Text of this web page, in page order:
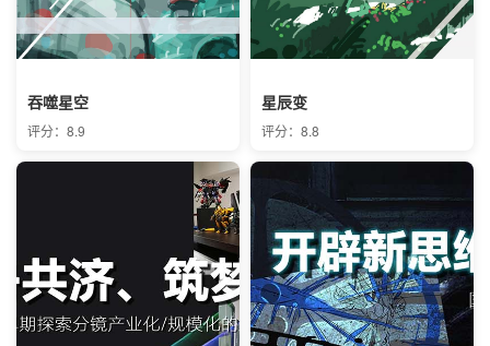
吞噬星空
评分：8.9
星辰变
评分：8.8